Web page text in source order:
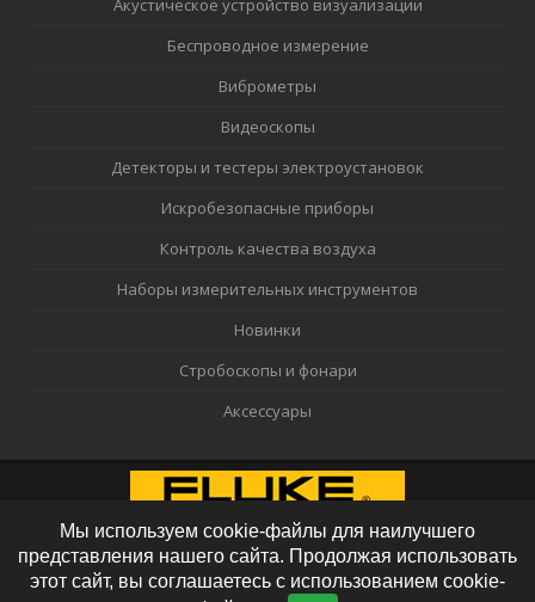
Акустическое устройство визуализации
Беспроводное измерение
Виброметры
Видеоскопы
Детекторы и тестеры электроустановок
Искробезопасные приборы
Контроль качества воздуха
Наборы измерительных инструментов
Новинки
Стробоскопы и фонари
Аксессуары
Мы используем cookie-файлы для наилучшего
представления нашего сайта. Продолжая использовать
этот сайт, вы соглашаетесь с использованием cookie-